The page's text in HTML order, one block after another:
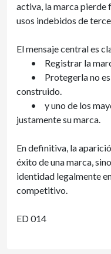
activa, la marca pierde
usos indebidos de
El mensaje central es
•
Registrar la
•
Protegerla no
construido.
•
y uno de los
justamente su marca.
En definitiva, la
éxito de una marca,
identidad legalmente
competitivo.
ED 014